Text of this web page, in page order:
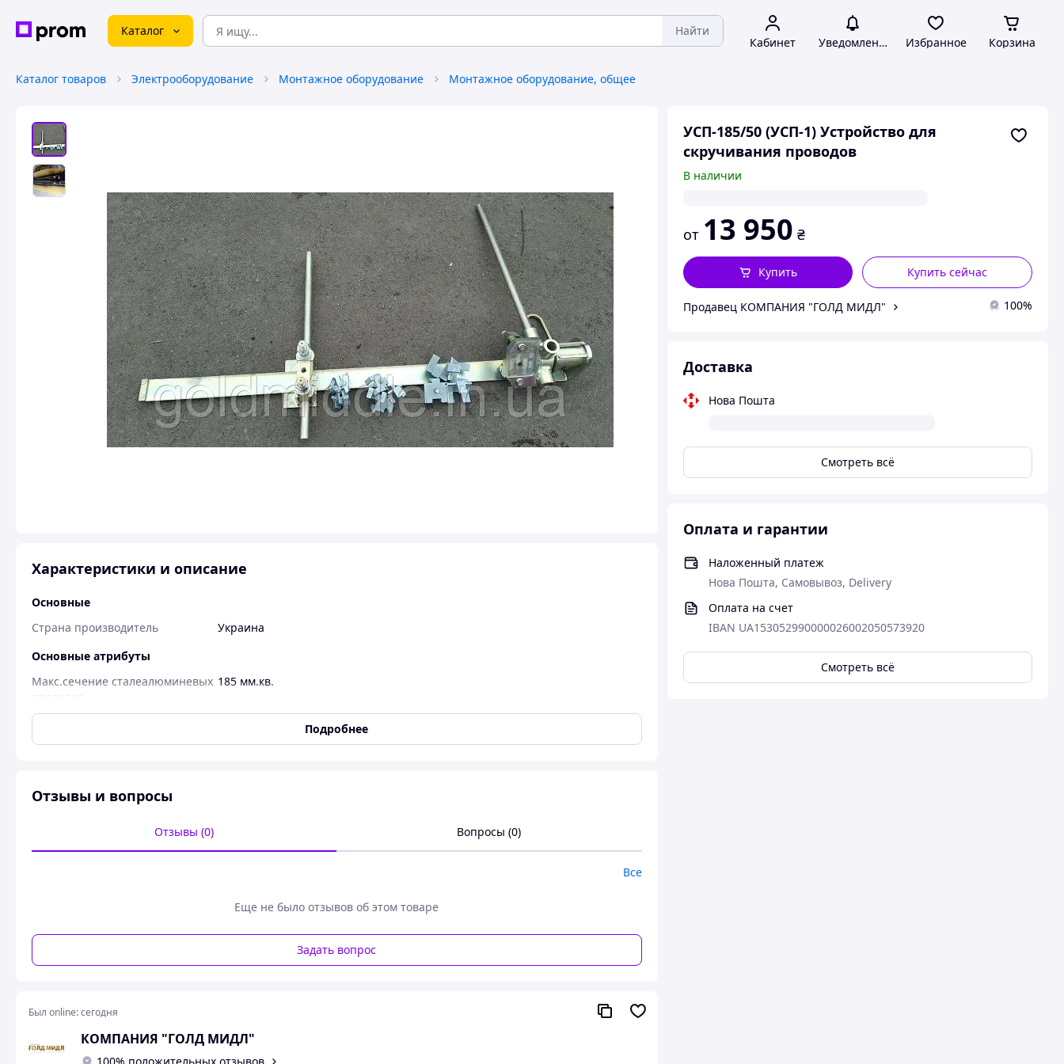
Каталог Найти
Кабинет Уведомления Избранное Корзина
Каталог товаров Электрооборудование Монтажное оборудование Монтажное оборудование, общее
УСП-185/50 (УСП-1) Устройство для
скручивания проводов
В наличии
от 13 950 ₴
Купить сейчас
Купить
Продавец КОМПАНИЯ "ГОЛД МИДЛ" 100%
Доставка
Нова Пошта
Смотреть всё
Оплата и гарантии
Наложенный платеж
Нова Пошта, Самовывоз, Delivery
Оплата на счет
IBAN UA153052990000026002050573920
Смотреть всё
Характеристики и описание
Основные
Страна производитель
Украина
Основные атрибуты
Макс.сечение сталеалюминевых 185 мм.кв.
Устройство предназначено для скручивания соединителей алюминиевых и сталеалюминевых проводов
Габариты - 1200 х 160 х 176 мм.
Масса - не более 22 кг.
В комплект поставки входит:
- устройство УСП-1
- плашка № 2 для проводов, сечением 50-95 мм2 (4шт)
- плашка № 3 для проводов, сечением 120-185 мм2 (4шт)
Подробнее
Отзывы и вопросы
Отзывы (0) Вопросы (0)
Все
Еще не было отзывов об этом товаре
Задать вопрос
Был online:сегодня
КОМПАНИЯ "ГОЛД МИДЛ"